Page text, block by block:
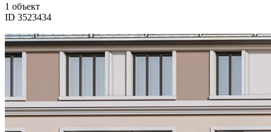
1 объект
ID 3523434